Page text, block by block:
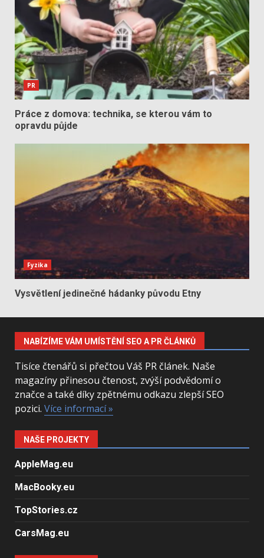
PR
Práce z domova: technika, se kterou vám to
opravdu půjde
Fyzika
Vysvětlení jedinečné hádanky původu Etny
NABÍZÍME VÁM UMÍSTĚNÍ SEO A PR ČLÁNKŮ
Tisíce čtenářů si přečtou Váš PR článek. Naše
magazíny přinesou čtenost, zvýší podvědomí o
značce a také díky zpětnému odkazu zlepší SEO
pozici. Více informací »
NAŠE PROJEKTY
AppleMag.eu
MacBooky.eu
TopStories.cz
CarsMag.eu